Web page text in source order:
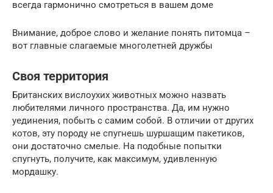
всегда гармонично смотреться в вашем доме
Внимание, доброе слово и желание понять питомца –
вот главные слагаемые многолетней дружбы
Своя территория
Британских вислоухих животных можно назвать
любителями личного пространства. Да, им нужно
уединения, побыть с самим собой. В отличии от других
котов, эту породу не спугнешь шуршащим пакетиков,
они достаточно смелые. На подобные попытки
спугнуть, получите, как максимум, удивленную
мордашку.